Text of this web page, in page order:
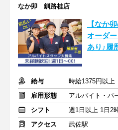
なか卯 釧路桂店
【なか
オーダ
あり♪履
給与
時給1375円以上
雇用形態
アルバイト・パ
シフト
週1日以上 1日2
アクセス
武佐駅